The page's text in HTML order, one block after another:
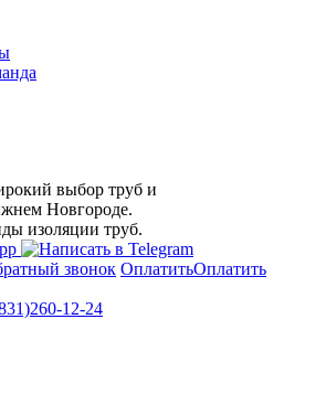
выбор труб и
Новгороде.
изоляции труб.
звонок ОплатитьОплатить
12-24